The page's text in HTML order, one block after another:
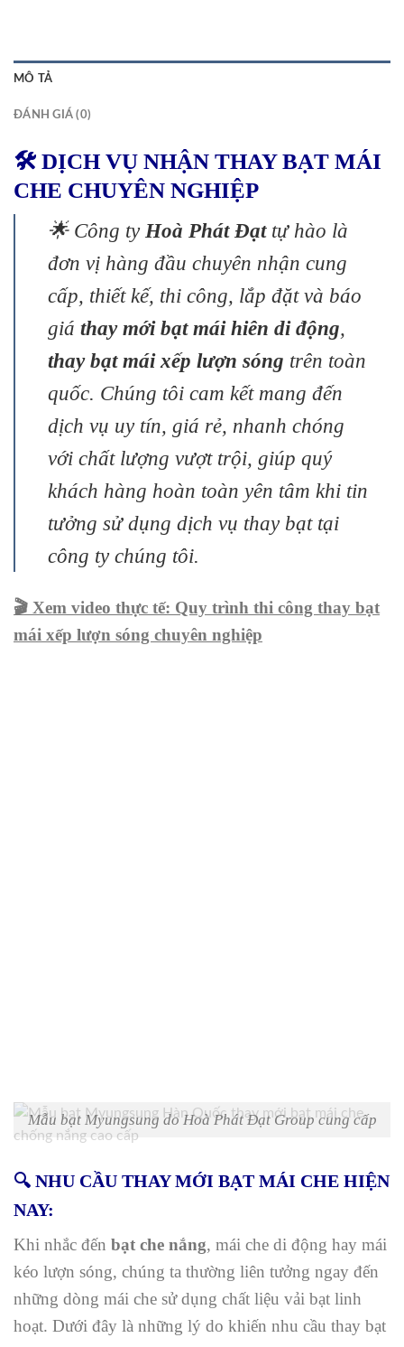
MÔ TẢ
ĐÁNH GIÁ (0)
🛠️ DỊCH VỤ NHẬN THAY BẠT MÁI
CHE CHUYÊN NGHIỆP
🌟 Công ty Hoà Phát Đạttự hào là
đơn vị hàng đầu chuyên nhận cung
cấp, thiết kế, thi công, lắp đặt và báo
giá thay mới bạt mái hiên di động,
thay bạt mái xếp lượn sóng trên toàn
quốc. Chúng tôi cam kết mang đến
dịch vụ uy tín, giá rẻ, nhanh chóng
với chất lượng vượt trội, giúp quý
khách hàng hoàn toàn yên tâm khi tin
tưởng sử dụng dịch vụ thay bạt tại
công ty chúng tôi.
🎬 Xem video thực tế: Quy trình thi công thay bạt
mái xếp lượn sóng chuyên nghiệp
Mẫu bạt Myungsung do Hoà Phát Đạt Group cung cấp
🔍 NHU CẦU THAY MỚI BẠT MÁI CHE HIỆN
NAY:
Khi nhắc đến bạt che nắng, mái che di động hay mái
kéo lượn sóng, chúng ta thường liên tưởng ngay đến
những dòng mái che sử dụng chất liệu vải bạt linh
hoạt. Dưới đây là những lý do khiến nhu cầu thay bạt